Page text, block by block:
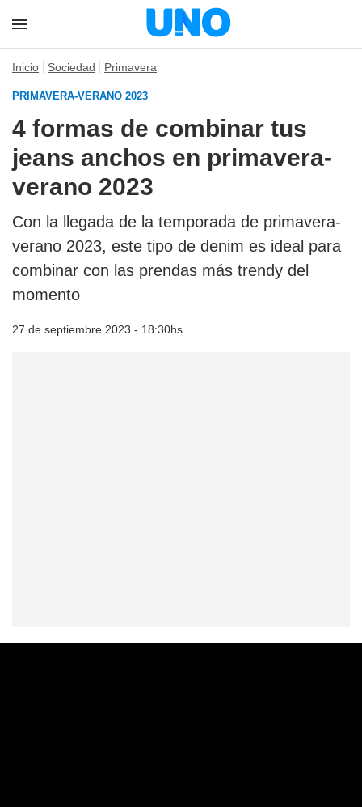
Inicio Sociedad Primavera
PRIMAVERA-VERANO 2023
4 formas de combinar tus
jeans anchos en primavera-
verano 2023
Con la llegada de la temporada de primavera-
verano 2023, este tipo de denim es ideal para
combinar con las prendas más trendy del
momento
27 de septiembre 2023 - 18:30hs